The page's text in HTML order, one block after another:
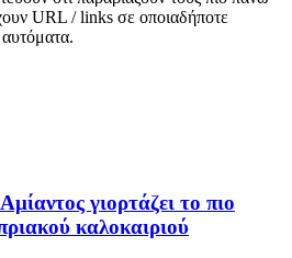
URL / links σε οποιαδήποτε
γιορτάζει το πιο
καλοκαιριού